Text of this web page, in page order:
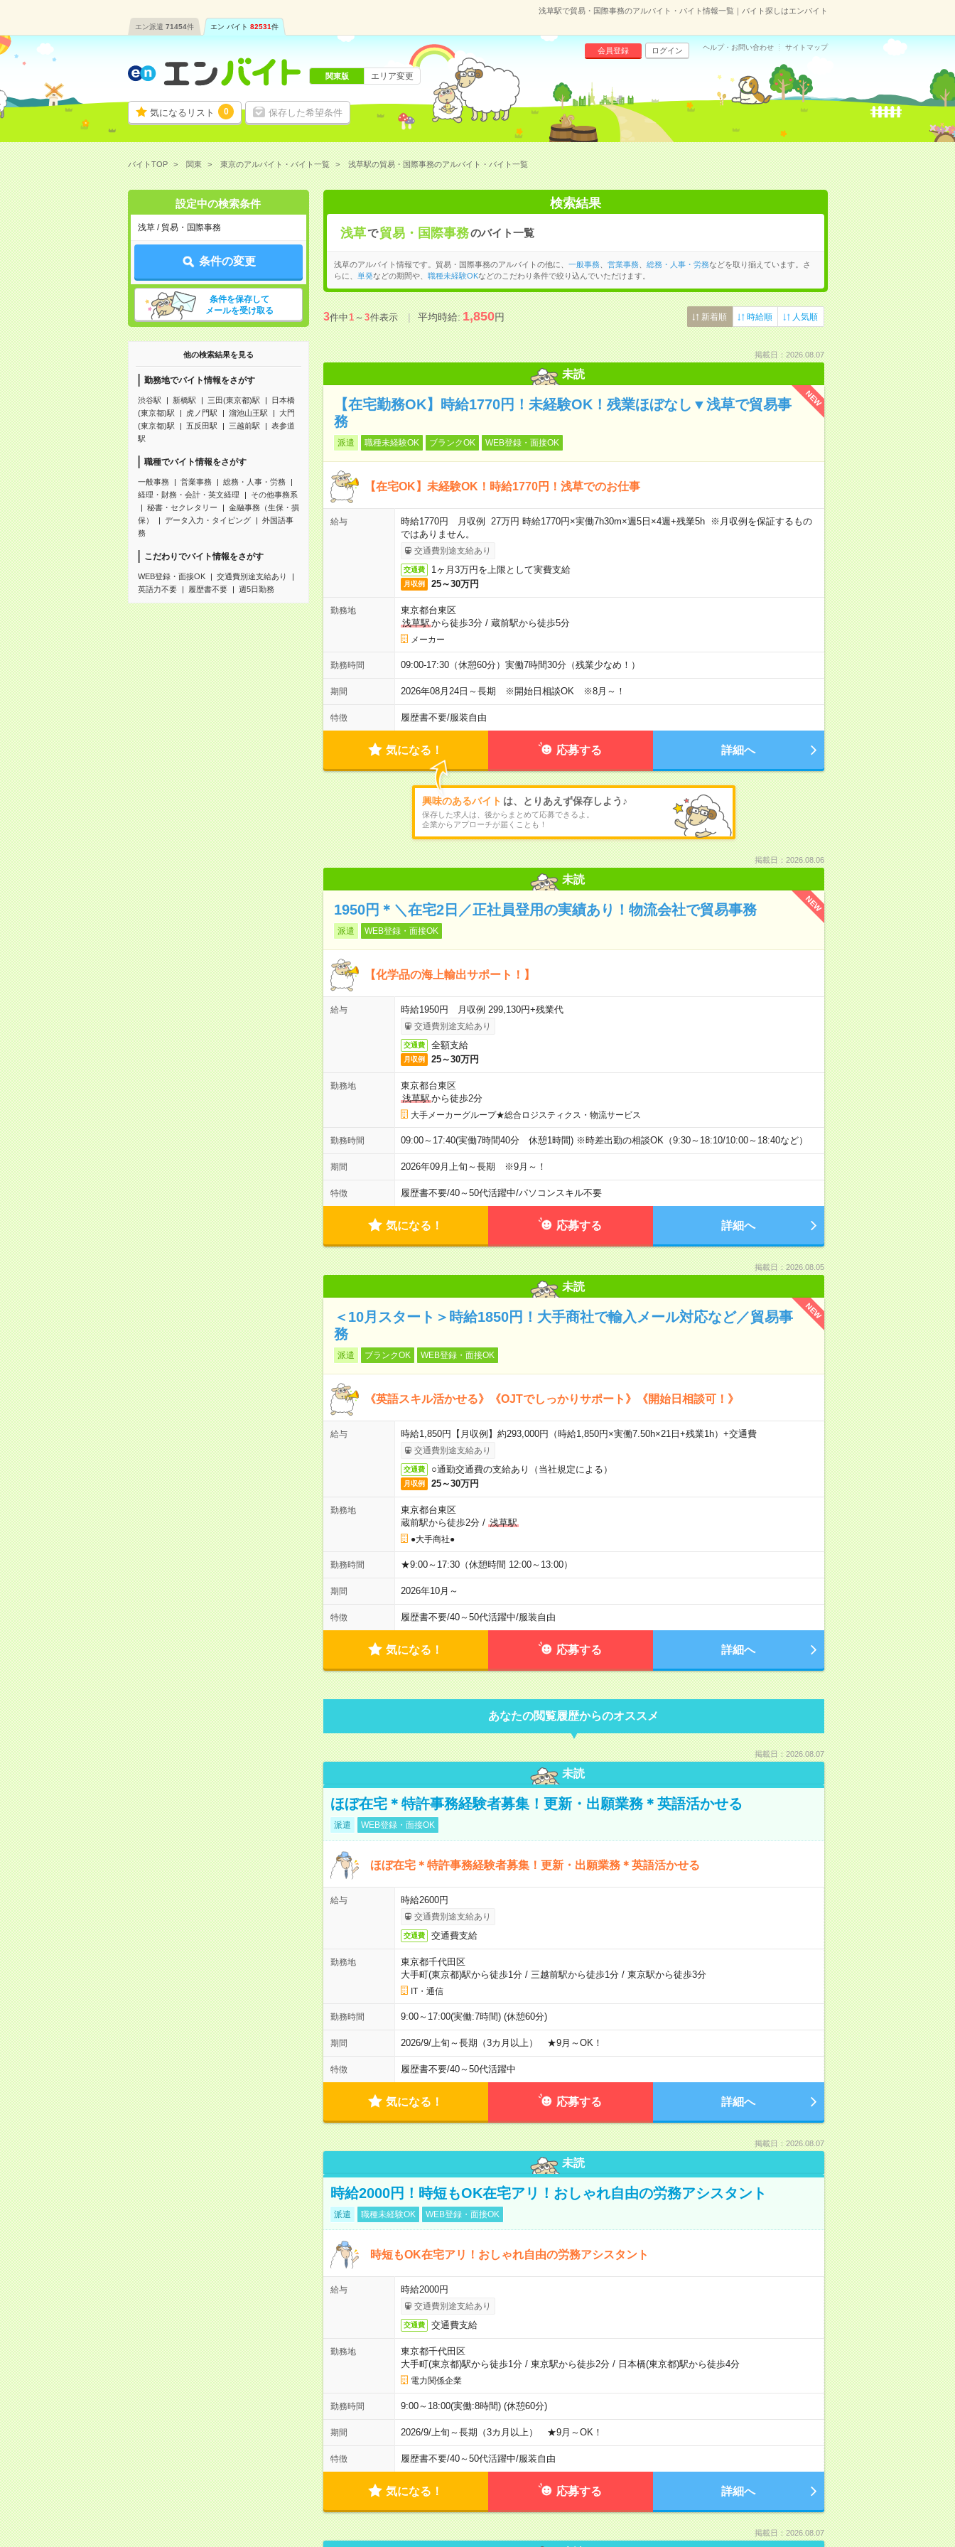
浅草駅で貿易・国際事務のアルバイト・バイト情報一覧｜バイト探しはエンバイト
エン派遣 71454件 エン バイト 82531件
気になるリスト 0 保存した希望条件
会員登録 ログイン ヘルプ・お問い合わせ サイトマップ
関東版 エリア変更
バイトTOP 関東 東京のアルバイト・バイト一覧 浅草駅の貿易・国際事務のアルバイト・バイト一覧
設定中の検索条件
浅草 / 貿易・国際事務
条件の変更
条件を保存して
メールを受け取る
他の検索結果を見る
勤務地でバイト情報をさがす
渋谷駅 新橋駅 三田(東京都)駅
日本橋
(東京都)駅
虎ノ門駅 溜池山王駅
大門
(東京都)駅
五反田駅 三越前駅
表参道
駅
職種でバイト情報をさがす
一般事務 営業事務
総務・人事・労務
経理・財務・会計・英文経理
その他事務系
秘書・セクレタリー
金融事務（生保・損
保）
データ入力・タイピング
外国語事
務
こだわりでバイト情報をさがす
WEB登録・面接OK
交通費別途支給あり
英語力不要
履歴書不要 週5日勤務
検索結果
浅草で 貿易・国際事務のバイト一覧
浅草のアルバイト情報です。貿易・国際事務のアルバイトの他に、 一般事務、 営業事務、 総務・人事・労務などを取り揃えています。さ
らに、
単発などの期間や、 職種未経験OKなどのこだわり条件で絞り込んでいただけます。
3件中1～3件表示 平均時給:1,850円 新着順 時給順 人気順
掲載日：2026.08.07
未読
NEW
【在宅勤務OK】時給1770円！未経験OK！残業ほぼなし▼浅草で貿易事
務
派遣 職種未経験OK ブランクOK WEB登録・面接OK
【在宅OK】未経験OK！時給1770円！浅草でのお仕事
給与
時給1770円 月収例 27万円 時給1770円×実働7h30m×週5日×4週+残業5h ※月収例を保証するもの
ではありません。
交通費別途支給あり
交通費 1ヶ月3万円を上限として実費支給
月収例 25～30万円
勤務地
東京都台東区
浅草駅から徒歩3分/ 蔵前駅から徒歩5分
メーカー
勤務時間 09:00-17:30（休憩60分）実働7時間30分（残業少なめ！）
期間 2026年08月24日～長期 ※開始日相談OK ※8月～！
特徴 履歴書不要/服装自由
気になる！ 応募する 詳細へ
興味のあるバイト は、とりあえず保存しよう♪
保存した求人は、後からまとめて応募できるよ。
企業からアプローチが届くことも！
掲載日：2026.08.06
未読
NEW
1950円＊＼在宅2日／正社員登用の実績あり！物流会社で貿易事務
派遣 WEB登録・面接OK
【化学品の海上輸出サポート！】
給与 時給1950円 月収例 299,130円+残業代
交通費別途支給あり
交通費 全額支給
月収例 25～30万円
勤務地
東京都台東区
浅草駅から徒歩2分
大手メーカーグループ★総合ロジスティクス・物流サービス
勤務時間 09:00～17:40(実働7時間40分 休憩1時間) ※時差出勤の相談OK（9:30～18:10/10:00～18:40など）
期間 2026年09月上旬～長期 ※9月～！
特徴 履歴書不要/40～50代活躍中/パソコンスキル不要
気になる！ 応募する 詳細へ
掲載日：2026.08.05
未読
NEW
＜10月スタート＞時給1850円！大手商社で輸入メール対応など／貿易事
務
派遣 ブランクOK WEB登録・面接OK
《英語スキル活かせる》《OJTでしっかりサポート》《開始日相談可！》
給与 時給1,850円【月収例】約293,000円（時給1,850円×実働7.50h×21日+残業1h）+交通費
交通費別途支給あり
交通費 ○通勤交通費の支給あり（当社規定による）
月収例 25～30万円
勤務地
東京都台東区
蔵前駅から徒歩2分/ 浅草駅
●大手商社●
勤務時間 ★9:00～17:30（休憩時間 12:00～13:00）
期間 2026年10月～
特徴 履歴書不要/40～50代活躍中/服装自由
気になる！ 応募する 詳細へ
あなたの閲覧履歴からのオススメ
掲載日：2026.08.07
未読
ほぼ在宅＊特許事務経験者募集！更新・出願業務＊英語活かせる
派遣 WEB登録・面接OK
ほぼ在宅＊特許事務経験者募集！更新・出願業務＊英語活かせる
給与 時給2600円
交通費別途支給あり
交通費 交通費支給
勤務地
東京都千代田区
大手町(東京都)駅から徒歩1分/ 三越前駅から徒歩1分/ 東京駅から徒歩3分
IT・通信
勤務時間 9:00～17:00(実働:7時間) (休憩60分)
期間 2026/9/上旬～長期（3カ月以上） ★9月～OK！
特徴 履歴書不要/40～50代活躍中
気になる！ 応募する 詳細へ
掲載日：2026.08.07
未読
時給2000円！時短もOK在宅アリ！おしゃれ自由の労務アシスタント
派遣 職種未経験OK WEB登録・面接OK
時短もOK在宅アリ！おしゃれ自由の労務アシスタント
給与 時給2000円
交通費別途支給あり
交通費 交通費支給
勤務地
東京都千代田区
大手町(東京都)駅から徒歩1分/ 東京駅から徒歩2分/ 日本橋(東京都)駅から徒歩4分
電力関係企業
勤務時間 9:00～18:00(実働:8時間) (休憩60分)
期間 2026/9/上旬～長期（3カ月以上） ★9月～OK！
特徴 履歴書不要/40～50代活躍中/服装自由
気になる！ 応募する 詳細へ
掲載日：2026.08.07